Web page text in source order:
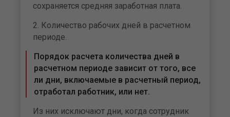
сохраняется средняя заработная плата.
2. Количество рабочих дней в расчетном
периоде.
Порядок расчета количества дней в
расчетном периоде зависит от того, все
ли дни, включаемые в расчетный период,
отработал работник, или нет.
Из них исключают дни, когда сотрудник